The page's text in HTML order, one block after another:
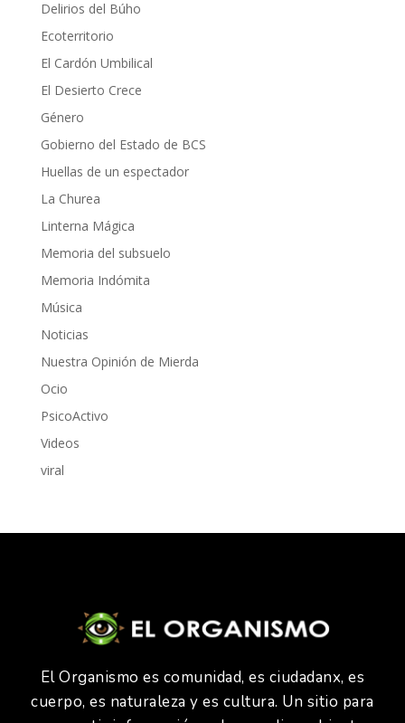
Delirios del Búho
Ecoterritorio
El Cardón Umbilical
El Desierto Crece
Género
Gobierno del Estado de BCS
Huellas de un espectador
La Churea
Linterna Mágica
Memoria del subsuelo
Memoria Indómita
Música
Noticias
Nuestra Opinión de Mierda
Ocio
PsicoActivo
Videos
viral
El Organismo es comunidad, es ciudadanx, es
cuerpo, es naturaleza y es cultura. Un sitio para